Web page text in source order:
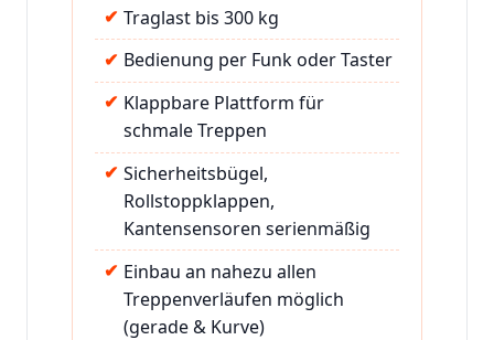
Traglast bis 300 kg
Bedienung per Funk oder Taster
Klappbare Plattform für
schmale Treppen
Sicherheitsbügel,
Rollstoppklappen,
Kantensensoren serienmäßig
Einbau an nahezu allen
Treppenverläufen möglich
(gerade & Kurve)